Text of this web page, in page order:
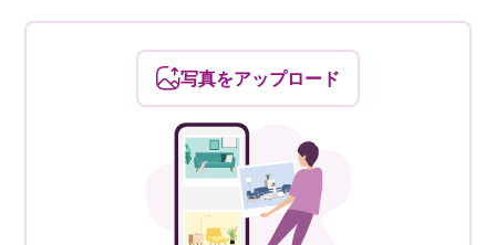
写真をアップロード